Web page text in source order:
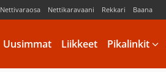
Nettivaraosa Nettikaravaani Rekkari Baana
Uusimmat Liikkeet Pikalinkit